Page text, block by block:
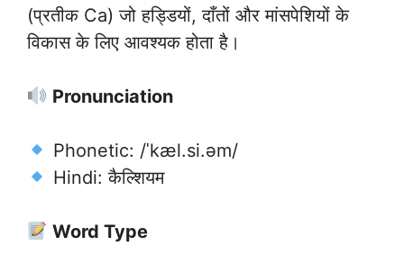
(प्रतीक Ca) जो हड्डियों, दाँतों और मांसपेशियों के
विकास के लिए आवश्यक होता है।
Pronunciation
Phonetic: /ˈkæl.si.əm/
Hindi: कैल्शियम
Word Type